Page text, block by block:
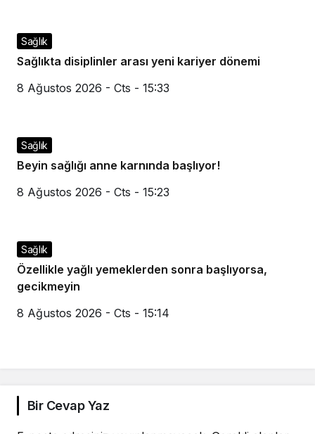
Sağlık
Sağlıkta disiplinler arası yeni kariyer dönemi
8 Ağustos 2026 - Cts - 15:33
Sağlık
Beyin sağlığı anne karnında başlıyor!
8 Ağustos 2026 - Cts - 15:23
Sağlık
Özellikle yağlı yemeklerden sonra başlıyorsa,
gecikmeyin
8 Ağustos 2026 - Cts - 15:14
Bir Cevap Yaz